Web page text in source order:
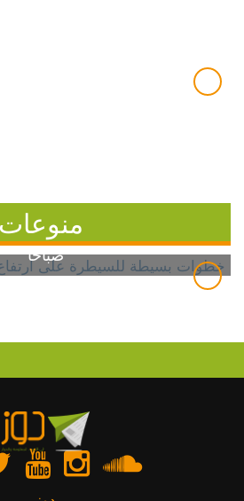
منوعات
7 خطوات بسيطة للسيطرة على
صباحاً